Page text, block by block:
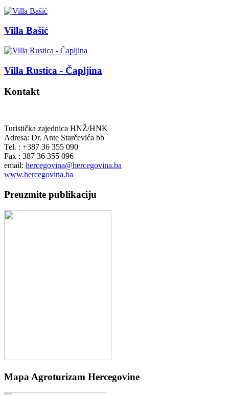
Villa Bašić
Villa Rustica - Čapljina
Kontakt
Turistička zajednica HNŽ/HNK
Adresa: Dr. Ante Starčevića bb
Tel. : +387 36 355 090
Fax : 387 36 355 096
email: hercegovina@hercegovina.ba
www.hercegovina.ba
Preuzmite publikaciju
Mapa Agroturizam Hercegovine